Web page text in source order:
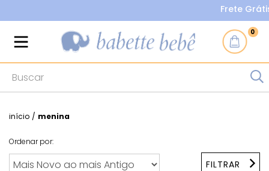
Frete Grátis
0
início / menina
Ordenar por:
FILTRAR